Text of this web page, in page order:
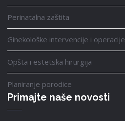
Perinatalna zaštita
Ginekološke intervencije i operacije
Opšta i estetska hirurgija
Planiranje porodice
Primajte naše novosti